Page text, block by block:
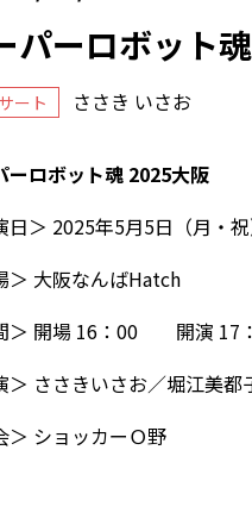
パーロボット
ート ささき いさお
ーロボット魂 2025大阪
日＞ 2025年5月5日（月・祝
＞ 大阪なんばHatch
＞ 開場 16：00 開演 17
＞ ささきいさお／堀江美
＞ ショッカーＯ野